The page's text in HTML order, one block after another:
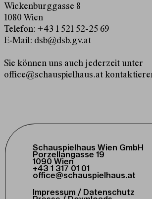
Wickenburggasse 8
1080 Wien
Telefon: +43 1 521 52-25 69
E‑Mail: dsb@dsb.gv.at
Sie können uns auch jederzeit unter
office@schauspielhaus.at
Schauspielhaus Wien GmbH
Porzellangasse 19
1090 Wien
+43 1 317 01 01
office@schauspielhaus.at
Impressum / Datenschutz